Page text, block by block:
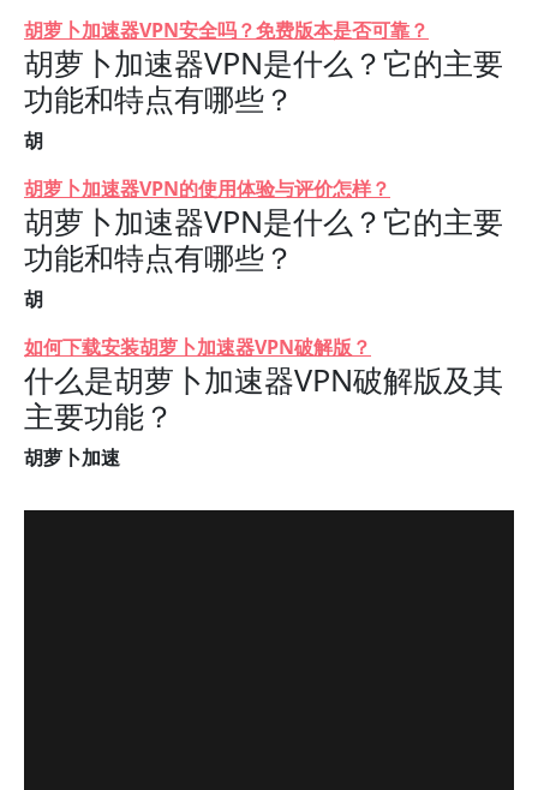
胡萝卜加速器VPN安全吗？免费版本是否可靠？
胡萝卜加速器VPN是什么？它的主要
功能和特点有哪些？
胡
胡萝卜加速器VPN的使用体验与评价怎样？
胡萝卜加速器VPN是什么？它的主要
功能和特点有哪些？
胡
如何下载安装胡萝卜加速器VPN破解版？
什么是胡萝卜加速器VPN破解版及其
主要功能？
胡萝卜加速